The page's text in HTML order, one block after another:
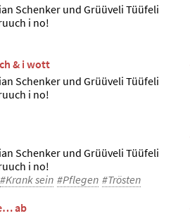
Schenker und Grüüveli Tüüfeli
i no!
& i wott
Schenker und Grüüveli Tüüfeli
i no!
Schenker und Grüüveli Tüüfeli
i no!
#Krank sein #Pflegen #Trösten
ab